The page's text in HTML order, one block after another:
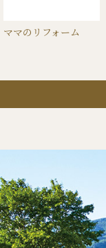
ママのリフォーム